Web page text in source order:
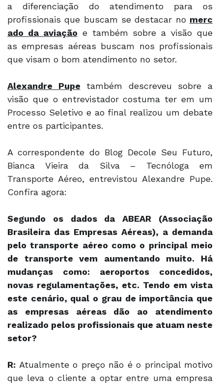
a diferenciação do atendimento para os
profissionais que buscam se destacar no merc
ado da aviação e também sobre a visão que
as empresas aéreas buscam nos profissionais
que visam o bom atendimento no setor.
Alexandre Pupe também descreveu sobre a
visão que o entrevistador costuma ter em um
Processo Seletivo e ao final realizou um debate
entre os participantes.
A correspondente do Blog Decole Seu Futuro,
Bianca Vieira da Silva – Tecnóloga em
Transporte Aéreo, entrevistou Alexandre Pupe.
Confira agora:
Segundo os dados da ABEAR (Associação
Brasileira das Empresas Aéreas), a demanda
pelo transporte aéreo como o principal meio
de transporte vem aumentando muito. Há
mudanças como: aeroportos concedidos,
novas regulamentações, etc. Tendo em vista
este cenário, qual o grau de importância que
as empresas aéreas dão ao atendimento
realizado pelos profissionais que atuam neste
setor?
R: Atualmente o preço não é o principal motivo
que leva o cliente a optar entre uma empresa